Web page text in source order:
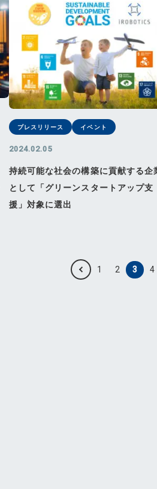
プレスリリース イベント
2024.02.05
持続可能な社会の構築に貢献する企
として「グリーンスタートアップ支
援」対象に選出
« 1 2 3 4